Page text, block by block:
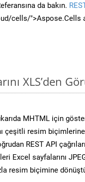
da bakın.
cells/">Aspose.Cells
XLS’den
MHTML için
çeşitli resim
REST API
Excel sayfalarını
resim biçimine